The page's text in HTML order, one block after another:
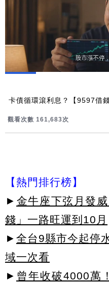
卡債循環滾利息？【9597借
觀看次數 161,683次
【熱門排行榜】
► 金牛座下弦月發
錢」一路旺運到10月
► 全台9縣市今起停
域一次看
► 曾年收破4000萬